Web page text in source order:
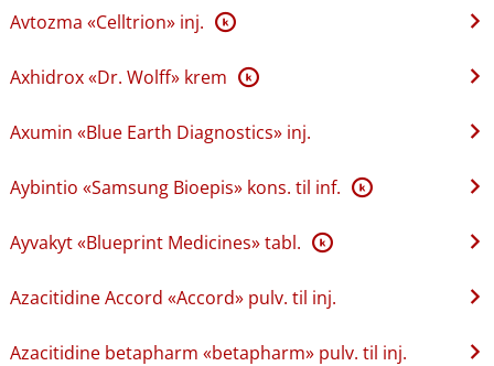
Avtozma «Celltrion» inj. K
Axhidrox «Dr. Wolff» krem K
Axumin «Blue Earth Diagnostics» inj.
Aybintio «Samsung Bioepis» kons. til inf. K
Ayvakyt «Blueprint Medicines» tabl. K
Azacitidine Accord «Accord» pulv. til inj.
Azacitidine betapharm «betapharm» pulv. til inj.